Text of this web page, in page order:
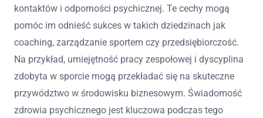
kontaktów i odporności psychicznej. Te cechy mogą
pomóc im odnieść sukces w takich dziedzinach jak
coaching, zarządzanie sportem czy przedsiębiorczość.
Na przykład, umiejętność pracy zespołowej i dyscyplina
zdobyta w sporcie mogą przekładać się na skuteczne
przywództwo w środowisku biznesowym. Świadomość
zdrowia psychicznego jest kluczowa podczas tego